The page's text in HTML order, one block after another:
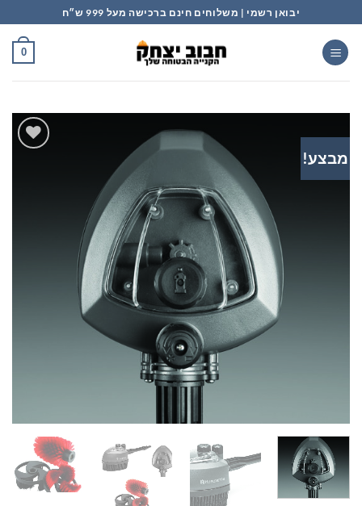
יבואן רשמי | משלוחים חינם ברכישה מעל 999 ש״ח
0
מבצע!